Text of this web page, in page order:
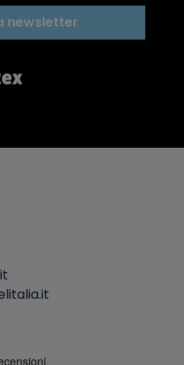
newsletter
it
litalia.it